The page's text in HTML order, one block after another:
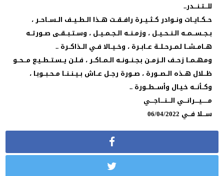
للـــتــنـــدر..
حــكــايــات ونــوادر كــثــيــرة رافــقــت هــذا الــطــيــف الــســاحــر ،
بــجــســـمــه الــنــحــيــل ، وزمــنــه الــجــمــيــل ، وســتــبــقــى صــورتــه
هــامــشــا لـمــرحــلــة عــابــرة ، وخــيــالا فــي الــذاكــرة ..
ومـهــمــا زحــف الــزمــن بـجــنــونــه الــمــاكــر ، فــلـن يــسـتــطــيـع مـــحــو
ظـــلال هــذه الــصــورة ، صــورة رجــل عــاش بــيــنــنــا مــحــبــوبـا ،
وكــأنـــه خـيـال وأســـطــورة ..
مــــــيــــرانــــي الــــنــــاجــــي
ســــلا فـــي 06/04/2022